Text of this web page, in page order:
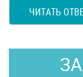
ЧИТАТЬ